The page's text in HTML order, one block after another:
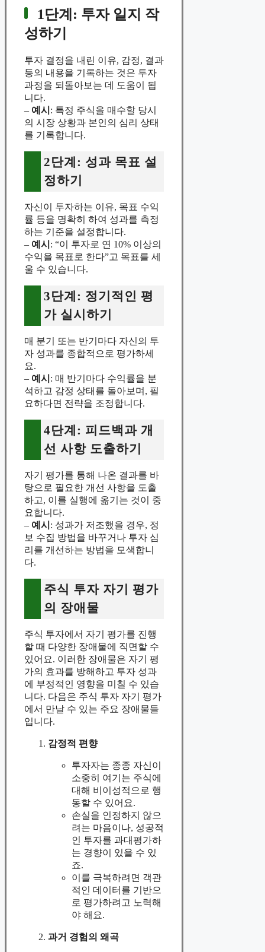
1단계: 투자 일지 작
성하기
투자 결정을 내린 이유, 감정, 결과
등의 내용을 기록하는 것은 투자
과정을 되돌아보는 데 도움이 됩
니다.
– 예시 : 특정 주식을 매수할 당시
의 시장 상황과 본인의 심리 상태
를 기록합니다.
2단계: 성과 목표 설
정하기
자신이 투자하는 이유, 목표 수익
률 등을 명확히 하여 성과를 측정
하는 기준을 설정합니다.
– 예시 : “이 투자로 연 10% 이상의
수익을 목표로 한다”고 목표를 세
울 수 있습니다.
3단계: 정기적인 평
가 실시하기
매 분기 또는 반기마다 자신의 투
자 성과를 종합적으로 평가하세
요.
– 예시 : 매 반기마다 수익률을 분
석하고 감정 상태를 돌아보며, 필
요하다면 전략을 조정합니다.
4단계: 피드백과 개
선 사항 도출하기
자기 평가를 통해 나온 결과를 바
탕으로 필요한 개선 사항을 도출
하고, 이를 실행에 옮기는 것이 중
요합니다.
– 예시 : 성과가 저조했을 경우, 정
보 수집 방법을 바꾸거나 투자 심
리를 개선하는 방법을 모색합니
다.
주식 투자 자기 평가
의 장애물
주식 투자에서 자기 평가를 진행
할 때 다양한 장애물에 직면할 수
있어요. 이러한 장애물은 자기 평
가의 효과를 방해하고 투자 성과
에 부정적인 영향을 미칠 수 있습
니다. 다음은 주식 투자 자기 평가
에서 만날 수 있는 주요 장애물들
입니다.
감정적 편향
투자자는 종종 자신이
소중히 여기는 주식에
대해 비이성적으로 행
동할 수 있어요.
손실을 인정하지 않으
려는 마음이나, 성공적
인 투자를 과대평가하
는 경향이 있을 수 있
죠.
이를 극복하려면 객관
적인 데이터를 기반으
로 평가하려고 노력해
야 해요.
과거 경험의 왜곡